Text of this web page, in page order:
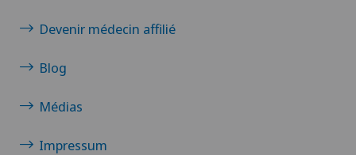
Devenir médecin affilié
Blog
Médias
Impressum